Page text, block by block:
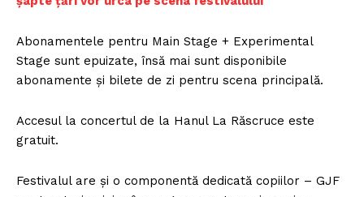
Abonamentele pentru Main Stage + Experimental
Stage sunt epuizate, însă mai sunt disponibile
abonamente şi bilete de zi pentru scena principală.
Accesul la concertul de la Hanul La Răscruce este
gratuit.
Festivalul are şi o componentă dedicată copiilor – GJF